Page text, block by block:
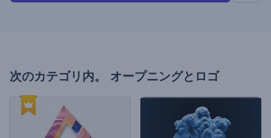
次のカテゴリ内。 オープニングとロゴ